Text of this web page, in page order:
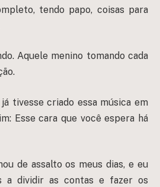
tendo papo, coisas para
Aquele menino tomando cada
tivesse criado essa música em
Esse cara que você espera há
de assalto os meus dias, e eu
a dividir as contas e fazer os